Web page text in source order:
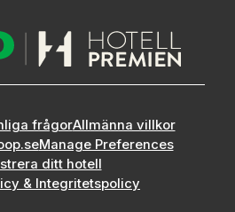
frågorAllmänna villkor
Manage Preferences
ditt hotell
& Integritetspolicy